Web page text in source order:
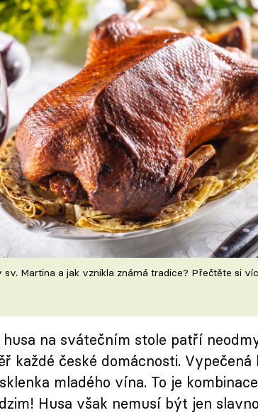
sv. Martina a jak vznikla známá tradice? Přečtěte si
na svátečním stole patří
každé české domácnosti.
mladého vína. To je
Husa však nemusí být jen